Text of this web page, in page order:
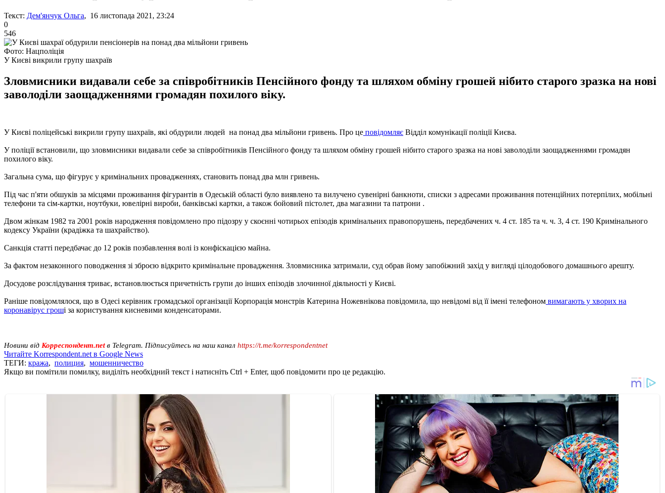
Текст: Дем'янчук Ольга, 16 листопада 2021, 23:24
0
546
Фото: Нацполіція
У Києві викрили групу шахраїв
Зловмисники видавали себе за співробітників Пенсійного фонду та шляхом обміну грошей нібито старого зразка на нові
заволоділи заощадженнями громадян похилого віку.
У Києві поліцейські викрили групу шахраїв, які обдурили людей на понад два мільйони гривень. Про це повідомляє Відділ комунікації поліції Києва.
У поліції встановили, що зловмисники видавали себе за співробітників Пенсійного фонду та шляхом обміну грошей нібито старого зразка на нові заволоділи заощадженнями громадян
похилого віку.
Загальна сума, що фігурує у кримінальних провадженнях, становить понад два млн гривень.
Під час п'яти обшуків за місцями проживання фігурантів в Одеській області було виявлено та вилучено сувенірні банкноти, списки з адресами проживання потенційних потерпілих, мобільні
телефони та сім-картки, ноутбуки, ювелірні вироби, банківські картки, а також бойовий пістолет, два магазини та патрони .
Двом жінкам 1982 та 2001 років народження повідомлено про підозру у скоєнні чотирьох епізодів кримінальних правопорушень, передбачених ч. 4 ст. 185 та ч. ч. 3, 4 ст. 190 Кримінального
кодексу України (крадіжка та шахрайство).
Санкція статті передбачає до 12 років позбавлення волі із конфіскацією майна.
За фактом незаконного поводження зі зброєю відкрито кримінальне провадження. Зловмисника затримали, суд обрав йому запобіжний захід у вигляді цілодобового домашнього арешту.
Досудове розслідування триває, встановлюється причетність групи до інших епізодів злочинної діяльності у Києві.
Раніше повідомлялося, що в Одесі керівник громадської організації Корпорація монстрів Катерина Ножевнікова повідомила, що невідомі від її імені телефоном вимагають у хворих на
коронавірус гроші за користування кисневими конденсаторами.
Новини від Корреспондент.netв Telegram. Підписуйтесь на наш канал https://t.me/korrespondentnet
Читайте Korrespondent.net в Google News
ТЕГИ: кража, полиция, мошенничество
Якщо ви помітили помилку, виділіть необхідний текст і натисніть Ctrl + Enter, щоб повідомити про це редакцію.